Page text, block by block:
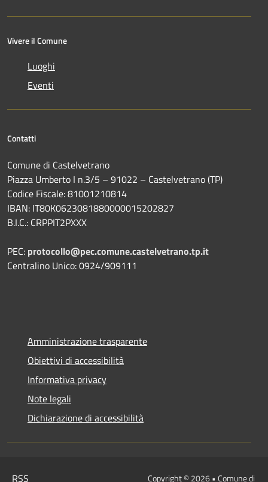
Vivere il Comune
Luoghi
Eventi
Contatti
Comune di Castelvetrano
Piazza Umberto I n.3/5 – 91022 – Castelvetrano (TP)
Codice Fiscale: 81001210814
IBAN: IT80K0623081880000015202827
B.I.C.: CRPPIT2PXXX
PEC: protocollo@pec.comune.castelvetrano.tp.it
Centralino Unico: 0924/909111
Amministrazione trasparente
Obiettivi di accessibilità
Informativa privacy
Note legali
Dichiarazione di accessibilità
RSS Copyright © 2026 • Comune di